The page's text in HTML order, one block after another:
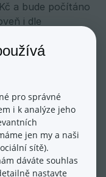
a bude počítáno
i dle
– 2 000 Kč (z
zbylé
takto:
a bude počítáno
i dle
pro správné
i k analýze jeho
jen my a naši
sítě).
dáváte souhlas
nastavte